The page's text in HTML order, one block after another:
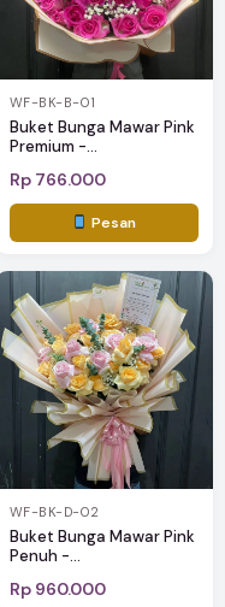
WF-BK-B-01
Buket Bunga Mawar Pink
Premium -...
Rp 766.000
Pesan
WF-BK-D-02
Buket Bunga Mawar Pink
Penuh -...
Rp 960.000